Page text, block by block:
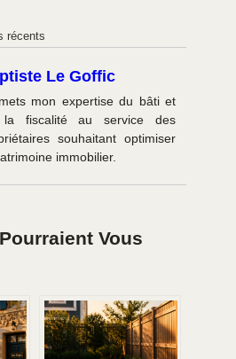
récents
Le Goffic
mon expertise du bâti et
fiscalité au service des
souhaitant optimiser
immobilier.
Vous